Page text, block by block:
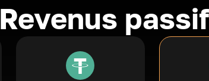
Revenus